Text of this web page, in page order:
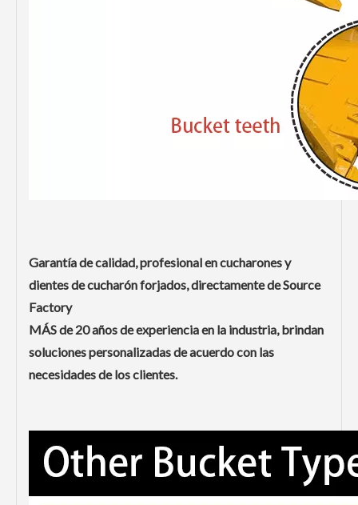
Garantía de calidad, profesional en cucharones y
dientes de cucharón forjados, directamente de Source
Factory
MÁS de 20 años de experiencia en la industria, brindan
soluciones personalizadas de acuerdo con las
necesidades de los clientes.